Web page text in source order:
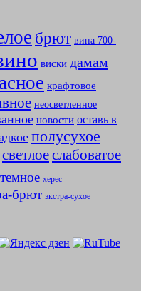
брют вина 700-
виски дамам
крафтовое
неосветленное
новости оставь в
полусухое
светлоеслабоватое
темное херес
брют экстра-сухое